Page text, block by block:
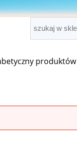
produktów